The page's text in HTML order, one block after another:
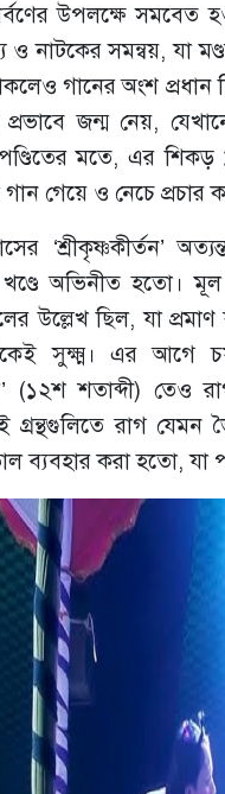
উপলক্ষে সমবেত
ও নাটকের সমন্বয়, যা
গানের অংশ প্রধান
জন্ম নেয়,
মতে, এর শিকড়
গেয়ে ও নেচে প্রচার
‘শ্রীকৃষ্ণকীর্তন’
খণ্ডে অভিনীত হতো।
উল্লেখ ছিল, যা প্রমাণ
সুক্ষ্ম। এর আগে
(১২শ শতাব্দী) তেও
গ্রন্থগুলিতে রাগ
করা হতো, যা